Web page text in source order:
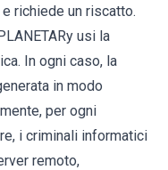
richiede un riscatto.
usi la
In ogni caso, la
in modo
per ogni
i criminali informatici
remoto,